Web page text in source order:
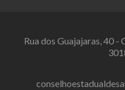
Rua dos Guajajaras, 40